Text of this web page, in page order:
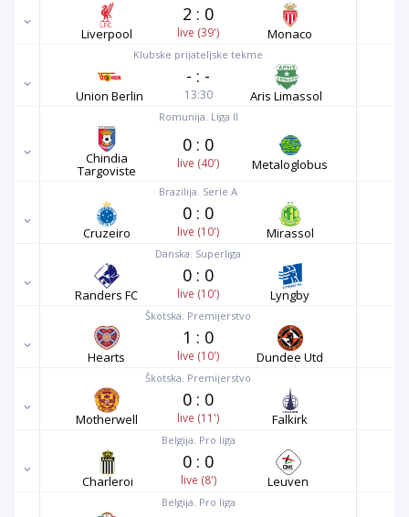
Liverpool
2 : 0
live (39') Monaco
Klubske prijateljske tekme
Union Berlin
- : -
13:30 Aris Limassol
Romunija. Liga II
Chindia
Targoviste
0 : 0
live (40') Metaloglobus
Brazilija. Serie A
Cruzeiro
0 : 0
live (10') Mirassol
Danska. Superliga
Randers FC
0 : 0
live (10') Lyngby
Škotska. Premijerstvo
Hearts
1 : 0
live (10') Dundee Utd
Škotska. Premijerstvo
Motherwell
0 : 0
live (11') Falkirk
Belgija. Pro liga
Charleroi
0 : 0
live (8') Leuven
Belgija. Pro liga